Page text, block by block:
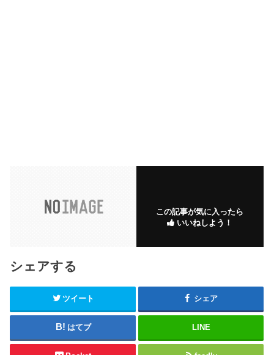
この記事が気に入ったら
いいねしよう！
シェアする
ツイート シェア
はてブ LINE